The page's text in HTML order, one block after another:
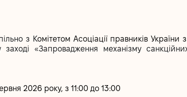
з Комітетом Асоціації правників України
«Запровадження механізму
2026 року, з 11:00 до 13:00